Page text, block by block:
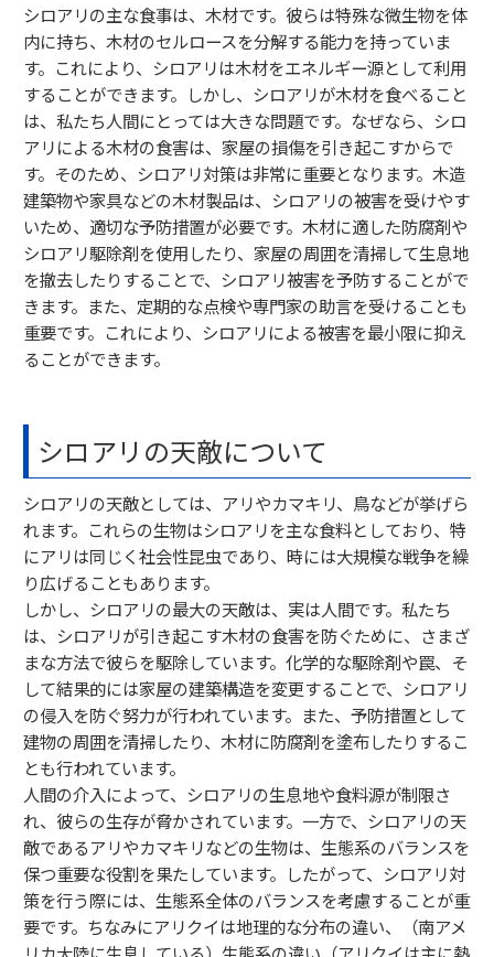
シロアリの主な食事は、木材です。彼らは特殊な微生物を体
内に持ち、木材のセルロースを分解する能力を持っていま
す。これにより、シロアリは木材をエネルギー源として利用
することができます。しかし、シロアリが木材を食べること
は、私たち人間にとっては大きな問題です。なぜなら、シロ
アリによる木材の食害は、家屋の損傷を引き起こすからで
す。そのため、シロアリ対策は非常に重要となります。木造
建築物や家具などの木材製品は、シロアリの被害を受けやす
いため、適切な予防措置が必要です。木材に適した防腐剤や
シロアリ駆除剤を使用したり、家屋の周囲を清掃して生息地
を撤去したりすることで、シロアリ被害を予防することがで
きます。また、定期的な点検や専門家の助言を受けることも
重要です。これにより、シロアリによる被害を最小限に抑え
ることができます。
シロアリの天敵について
シロアリの天敵としては、アリやカマキリ、鳥などが挙げら
れます。これらの生物はシロアリを主な食料としており、特
にアリは同じく社会性昆虫であり、時には大規模な戦争を繰
り広げることもあります。
しかし、シロアリの最大の天敵は、実は人間です。私たち
は、シロアリが引き起こす木材の食害を防ぐために、さまざ
まな方法で彼らを駆除しています。化学的な駆除剤や罠、そ
して結果的には家屋の建築構造を変更することで、シロアリ
の侵入を防ぐ努力が行われています。また、予防措置として
建物の周囲を清掃したり、木材に防腐剤を塗布したりするこ
とも行われています。
人間の介入によって、シロアリの生息地や食料源が制限さ
れ、彼らの生存が脅かされています。一方で、シロアリの天
敵であるアリやカマキリなどの生物は、生態系のバランスを
保つ重要な役割を果たしています。したがって、シロアリ対
策を行う際には、生態系全体のバランスを考慮することが重
要です。ちなみにアリクイは地理的な分布の違い、（南アメ
リカ大陸に生息している）生態系の違い（アリクイは主に熱